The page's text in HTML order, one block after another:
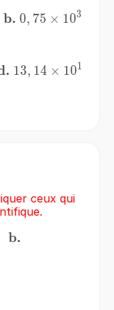
\bf{b.}
b. 0, 75 × 103
13, 14 × 101
ceux qui
\bf{b.}
b.